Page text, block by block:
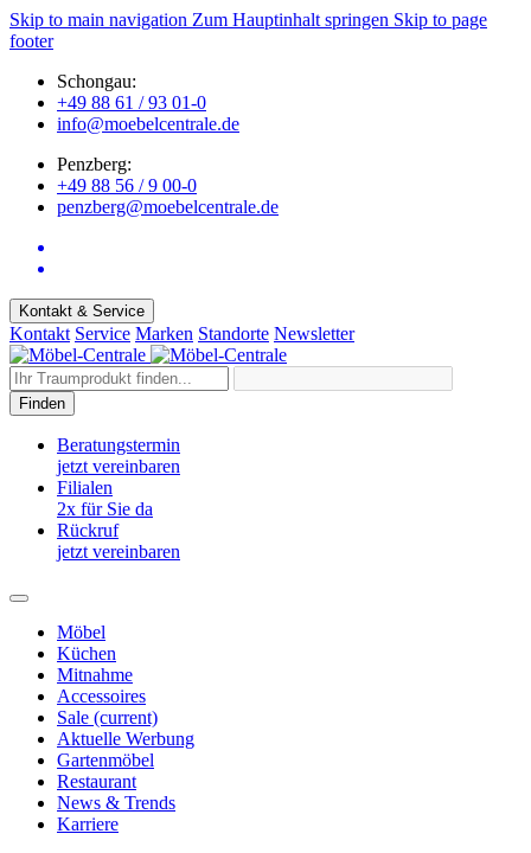
Skip to main navigation Zum Hauptinhalt springen Skip to page
footer
Schongau:
+49 88 61 / 93 01-0
info@moebelcentrale.de
Penzberg:
+49 88 56 / 9 00-0
penzberg@moebelcentrale.de
Kontakt & Service
Kontakt Service Marken Standorte Newsletter
Finden
Beratungstermin
jetzt vereinbaren
Filialen
2x für Sie da
Rückruf
jetzt vereinbaren
Möbel
Küchen
Mitnahme
Accessoires
Sale (current)
Aktuelle Werbung
Gartenmöbel
Restaurant
News & Trends
Karriere